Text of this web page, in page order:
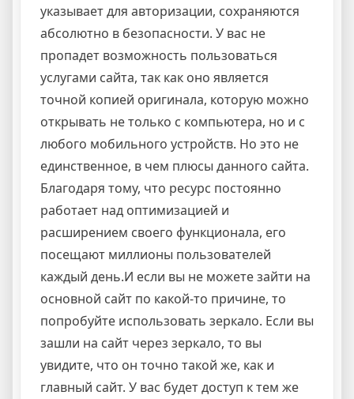
указывает для авторизации, сохраняются
абсолютно в безопасности. У вас не
пропадет возможность пользоваться
услугами сайта, так как оно является
точной копией оригинала, которую можно
открывать не только с компьютера, но и с
любого мобильного устройств. Но это не
единственное, в чем плюсы данного сайта.
Благодаря тому, что ресурс постоянно
работает над оптимизацией и
расширением своего функционала, его
посещают миллионы пользователей
каждый день.И если вы не можете зайти на
основной сайт по какой-то причине, то
попробуйте использовать зеркало. Если вы
зашли на сайт через зеркало, то вы
увидите, что он точно такой же, как и
главный сайт. У вас будет доступ к тем же